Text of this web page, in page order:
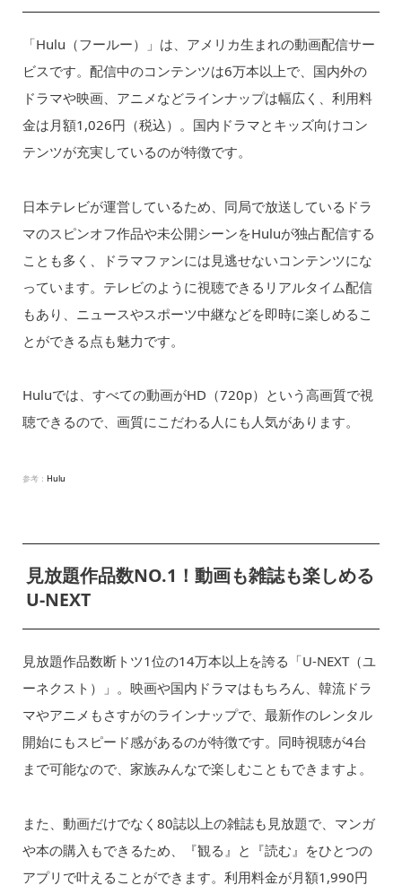
「Hulu（フールー）」は、アメリカ生まれの動画配信サー
ビスです。配信中のコンテンツは6万本以上で、国内外の
ドラマや映画、アニメなどラインナップは幅広く、利用料
金は月額1,026円（税込）。国内ドラマとキッズ向けコン
テンツが充実しているのが特徴です。
日本テレビが運営しているため、同局で放送しているドラ
マのスピンオフ作品や未公開シーンをHuluが独占配信する
ことも多く、ドラマファンには見逃せないコンテンツにな
っています。テレビのように視聴できるリアルタイム配信
もあり、ニュースやスポーツ中継などを即時に楽しめるこ
とができる点も魅力です。
Huluでは、すべての動画がHD（720p）という高画質で視
聴できるので、画質にこだわる人にも人気があります。
参考： Hulu
見放題作品数NO.1！動画も雑誌も楽しめる
U-NEXT
見放題作品数断トツ1位の14万本以上を誇る「U-NEXT（ユ
ーネクスト）」。映画や国内ドラマはもちろん、韓流ドラ
マやアニメもさすがのラインナップで、最新作のレンタル
開始にもスピード感があるのが特徴です。同時視聴が4台
まで可能なので、家族みんなで楽しむこともできますよ。
また、動画だけでなく80誌以上の雑誌も見放題で、マンガ
や本の購入もできるため、『観る』と『読む』をひとつの
アプリで叶えることができます。利用料金が月額1,990円